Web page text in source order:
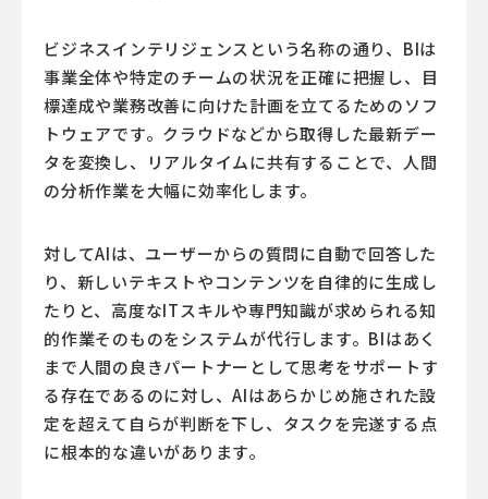
ビジネスインテリジェンスという名称の通り、BIは
事業全体や特定のチームの状況を正確に把握し、目
標達成や業務改善に向けた計画を立てるためのソフ
トウェアです。クラウドなどから取得した最新デー
タを変換し、リアルタイムに共有することで、人間
の分析作業を大幅に効率化します。
対してAIは、ユーザーからの質問に自動で回答した
り、新しいテキストやコンテンツを自律的に生成し
たりと、高度なITスキルや専門知識が求められる知
的作業そのものをシステムが代行します。BIはあく
まで人間の良きパートナーとして思考をサポートす
る存在であるのに対し、AIはあらかじめ施された設
定を超えて自らが判断を下し、タスクを完遂する点
に根本的な違いがあります。